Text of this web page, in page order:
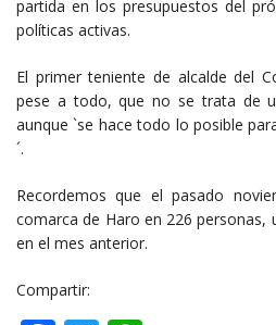
partida en los presupuestos del
políticas activas.
El primer teniente de alcalde del
pese a todo, que no se trata de
aunque `se hace todo lo posible
´.
Recordemos que el pasado
comarca de Haro en 226 personas,
en el mes anterior.
Compartir: